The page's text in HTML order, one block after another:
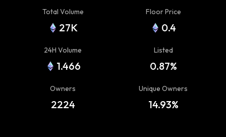
Total Volume
27K
Floor Price
0.4
24H Volume
1.466
Listed
0.87%
Owners
2224
Unique Owners
14.93%